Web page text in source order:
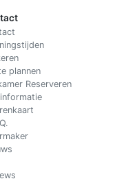
plannen
Reserveren